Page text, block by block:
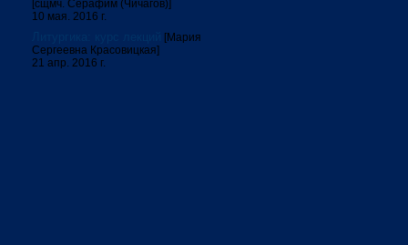
[сщмч. Серафим (Чичагов)]
10 мая. 2016 г.
[Мария
Сергеевна Красовицкая]
21 апр. 2016 г.